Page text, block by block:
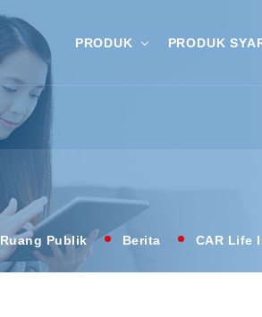
PRODUK PRODUK
Ruang Publik Berita CAR Life